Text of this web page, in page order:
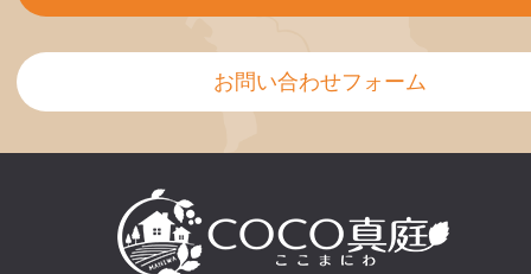
お問い合わせフォーム